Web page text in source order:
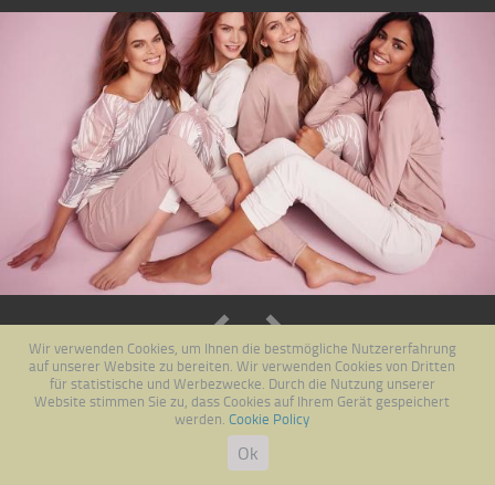
PreviousNext
Wir verwenden Cookies, um Ihnen die bestmögliche Nutzererfahrung
auf unserer Website zu bereiten. Wir verwenden Cookies von Dritten
für statistische und Werbezwecke. Durch die Nutzung unserer
Website stimmen Sie zu, dass Cookies auf Ihrem Gerät gespeichert
werden. Cookie Policy
Ok